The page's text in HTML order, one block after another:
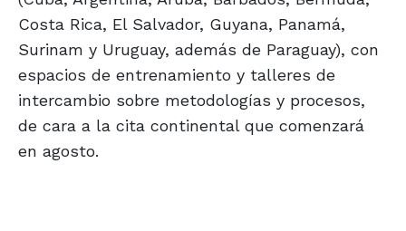
Costa Rica, El Salvador, Guyana, Panamá,
Surinam y Uruguay, además de Paraguay), con
espacios de entrenamiento y talleres de
intercambio sobre metodologías y procesos,
de cara a la cita continental que comenzará
en agosto.